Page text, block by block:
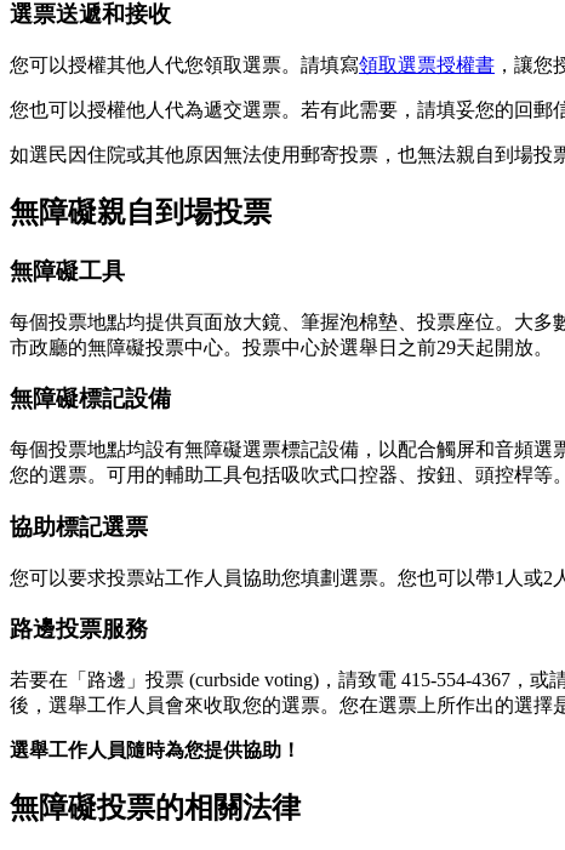
選票送遞和接收
您可以授權其他人代您領取選票。請填寫領取選票授權書 ，讓您
您也可以授權他人代為遞交選票。若有此需要，請填妥您的回郵
如選民因住院或其他原因無法使用郵寄投票，也無法親自到場投
無障礙親自到場投票
無障礙工具
每個投票地點均提供頁面放大鏡、筆握泡棉墊、投票座位。大
市政廳的無障礙投票中心。投票中心於選舉日之前29天起開放。
無障礙標記設備
每個投票地點均設有無障礙選票標記設備，以配合觸屏和音頻
您的選票。可用的輔助工具包括吸吹式口控器、按鈕、頭控桿等。
協助標記選票
您可以要求投票站工作人員協助您填劃選票。您也可以帶1人或
路邊投票服務
若要在「路邊」投票 (curbside voting)，請致電 415-554-4367，
後，選舉工作人員會來收取您的選票。您在選票上所作出的選擇
選舉工作人員隨時為您提供協助！
無障礙投票的相關法律